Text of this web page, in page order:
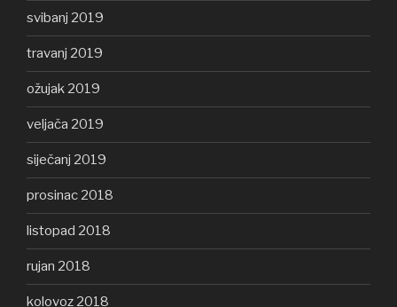
svibanj 2019
travanj 2019
ožujak 2019
veljača 2019
siječanj 2019
prosinac 2018
listopad 2018
rujan 2018
kolovoz 2018